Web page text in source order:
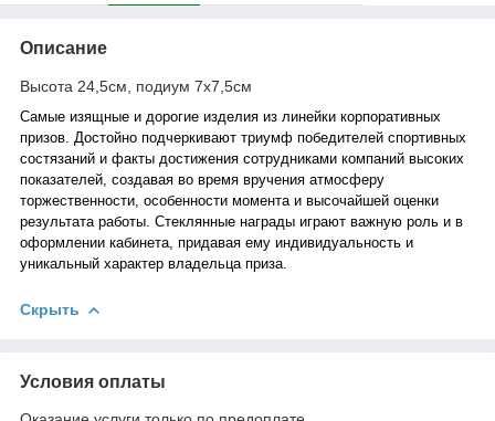
Описание
Высота 24,5см, подиум 7х7,5см
Самые изящные и дорогие изделия из линейки корпоративных
призов. Достойно подчеркивают триумф победителей спортивных
состязаний и факты достижения сотрудниками компаний высоких
показателей, создавая во время вручения атмосферу
торжественности, особенности момента и высочайшей оценки
результата работы. Стеклянные награды играют важную роль и в
оформлении кабинета, придавая ему индивидуальность и
уникальный характер владельца приза.
Скрыть
Условия оплаты